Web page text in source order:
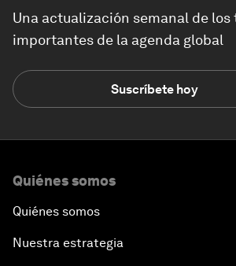
Una actualización semanal de los
importantes de la agenda global
Suscríbete hoy
Quiénes somos
Quiénes somos
Nuestra estrategia